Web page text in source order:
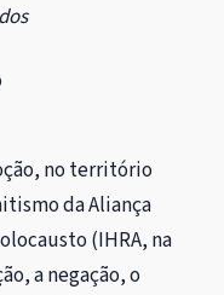
no território
da Aliança
(IHRA, na
a negação, o